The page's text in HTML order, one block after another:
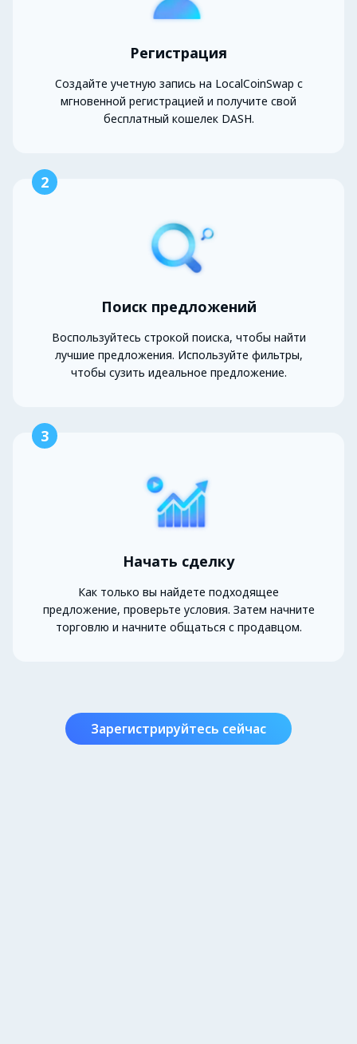
Регистрация
Создайте учетную запись на LocalCoinSwap с
мгновенной регистрацией и получите свой
бесплатный кошелек DASH.
2
Поиск предложений
Воспользуйтесь строкой поиска, чтобы найти
лучшие предложения. Используйте фильтры,
чтобы сузить идеальное предложение.
3
Начать сделку
Как только вы найдете подходящее
предложение, проверьте условия. Затем начните
торговлю и начните общаться с продавцом.
Зарегистрируйтесь сейчас